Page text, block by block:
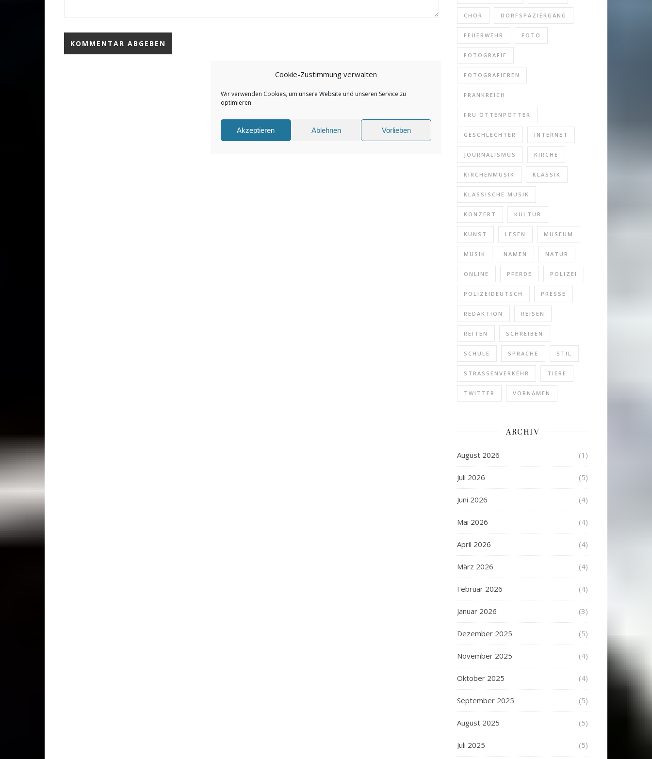
Cookie-Zustimmung verwalten
Wir verwenden Cookies, um unsere Website und unseren Service zu
optimieren.
Akzeptieren Ablehnen Vorlieben
CHOR DORFSPAZIERGANG
FEUERWEHR FOTO
FOTOGRAFIE
FOTOGRAFIEREN
FRANKREICH
FRU ÖTTENPÖTTER
GESCHLECHTER INTERNET
JOURNALISMUS KIRCHE
KIRCHENMUSIK KLASSIK
KLASSISCHE MUSIK
KONZERT KULTUR
KUNST LESEN MUSEUM
MUSIK NAMEN NATUR
ONLINE PFERDE POLIZEI
POLIZEIDEUTSCH PRESSE
REDAKTION REISEN
REITEN SCHREIBEN
SCHULE SPRACHE STIL
STRASSENVERKEHR TIERE
TWITTER VORNAMEN
ARCHIV
August 2026 (1)
Juli 2026 (5)
Juni 2026 (4)
Mai 2026 (4)
April 2026 (4)
März 2026 (4)
Februar 2026 (4)
Januar 2026 (3)
Dezember 2025 (5)
November 2025 (4)
Oktober 2025 (4)
September 2025 (5)
August 2025 (5)
Juli 2025 (5)